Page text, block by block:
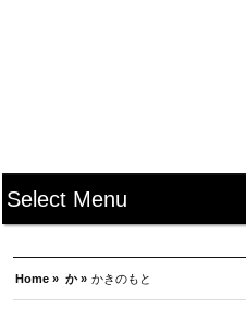
Home » か » かきのもと